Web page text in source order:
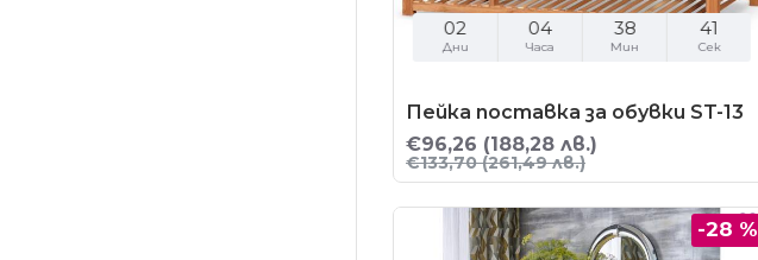
02
Дни
04
Часа
38
Мин
40
Сек
Пейка поставка за обувки ST-13
€96,26 (188,28 лв.)
€133,70(261,49 лв.)
-28 %